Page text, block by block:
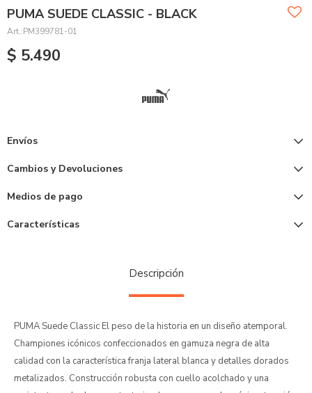
PUMA SUEDE CLASSIC - BLACK
PM399781-01
$ 5.490
Envíos
Cambios y Devoluciones
Medios de pago
Características
Descripción
PUMA Suede Classic El peso de la historia en un diseño atemporal.
Championes icónicos confeccionados en gamuza negra de alta
calidad con la característica franja lateral blanca y detalles dorados
metalizados. Construcción robusta con cuello acolchado y una